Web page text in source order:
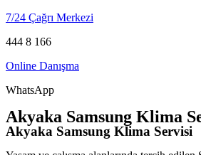
7/24 Çağrı Merkezi
444 8 166
Online Danışma
WhatsApp
Akyaka Samsung Klima
Akyaka Samsung Klima Servisi